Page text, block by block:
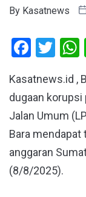
By Kasatnews
Kasatnews.id ,
dugaan korupsi
Jalan Umum
Bara
anggaran
(8/8/2025).